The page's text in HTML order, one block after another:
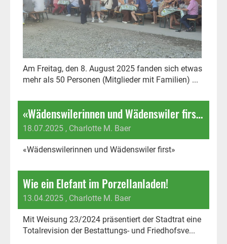
Am Freitag, den 8. August 2025 fanden sich etwas
mehr als 50 Personen (Mitglieder mit Familien) ...
«Wädenswilerinnen und Wädenswiler first»
18.07.2025 , Charlotte M. Baer
«Wädenswilerinnen und Wädenswiler first»
Wie ein Elefant im Porzellanladen!
13.04.2025 , Charlotte M. Baer
Mit Weisung 23/2024 präsentiert der Stadtrat eine
Totalrevision der Bestattungs- und Friedhofsve...